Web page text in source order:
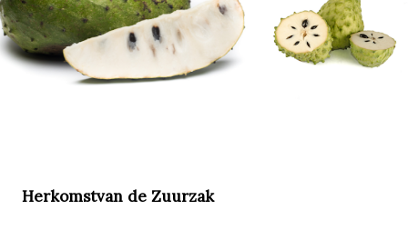
Herkomstvan de Zuurzak